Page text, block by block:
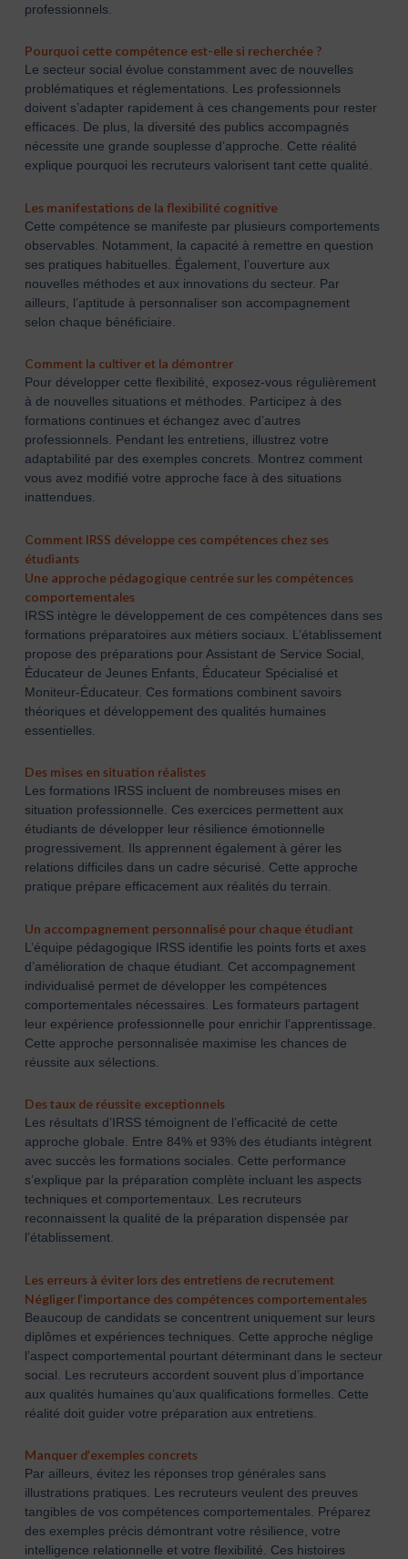
professionnels.
Pourquoi cette compétence est-elle si recherchée ?
Le secteur social évolue constamment avec de nouvelles
problématiques et réglementations. Les professionnels
doivent s’adapter rapidement à ces changements pour rester
efficaces. De plus, la diversité des publics accompagnés
nécessite une grande souplesse d’approche. Cette réalité
explique pourquoi les recruteurs valorisent tant cette qualité.
Les manifestations de la flexibilité cognitive
Cette compétence se manifeste par plusieurs comportements
observables. Notamment, la capacité à remettre en question
ses pratiques habituelles. Également, l’ouverture aux
nouvelles méthodes et aux innovations du secteur. Par
ailleurs, l’aptitude à personnaliser son accompagnement
selon chaque bénéficiaire.
Comment la cultiver et la démontrer
Pour développer cette flexibilité, exposez-vous régulièrement
à de nouvelles situations et méthodes. Participez à des
formations continues et échangez avec d’autres
professionnels. Pendant les entretiens, illustrez votre
adaptabilité par des exemples concrets. Montrez comment
vous avez modifié votre approche face à des situations
inattendues.
Comment IRSS développe ces compétences chez ses
étudiants
Une approche pédagogique centrée sur les compétences
comportementales
IRSS intègre le développement de ces compétences dans ses
formations préparatoires aux métiers sociaux. L’établissement
propose des préparations pour Assistant de Service Social,
Éducateur de Jeunes Enfants, Éducateur Spécialisé et
Moniteur-Éducateur. Ces formations combinent savoirs
théoriques et développement des qualités humaines
essentielles.
Des mises en situation réalistes
Les formations IRSS incluent de nombreuses mises en
situation professionnelle. Ces exercices permettent aux
étudiants de développer leur résilience émotionnelle
progressivement. Ils apprennent également à gérer les
relations difficiles dans un cadre sécurisé. Cette approche
pratique prépare efficacement aux réalités du terrain.
Un accompagnement personnalisé pour chaque étudiant
L’équipe pédagogique IRSS identifie les points forts et axes
d’amélioration de chaque étudiant. Cet accompagnement
individualisé permet de développer les compétences
comportementales nécessaires. Les formateurs partagent
leur expérience professionnelle pour enrichir l’apprentissage.
Cette approche personnalisée maximise les chances de
réussite aux sélections.
Des taux de réussite exceptionnels
Les résultats d’IRSS témoignent de l’efficacité de cette
approche globale. Entre 84% et 93% des étudiants intègrent
avec succès les formations sociales. Cette performance
s’explique par la préparation complète incluant les aspects
techniques et comportementaux. Les recruteurs
reconnaissent la qualité de la préparation dispensée par
l’établissement.
Les erreurs à éviter lors des entretiens de recrutement
Négliger l’importance des compétences comportementales
Beaucoup de candidats se concentrent uniquement sur leurs
diplômes et expériences techniques. Cette approche néglige
l’aspect comportemental pourtant déterminant dans le secteur
social. Les recruteurs accordent souvent plus d’importance
aux qualités humaines qu’aux qualifications formelles. Cette
réalité doit guider votre préparation aux entretiens.
Manquer d’exemples concrets
Par ailleurs, évitez les réponses trop générales sans
illustrations pratiques. Les recruteurs veulent des preuves
tangibles de vos compétences comportementales. Préparez
des exemples précis démontrant votre résilience, votre
intelligence relationnelle et votre flexibilité. Ces histoires